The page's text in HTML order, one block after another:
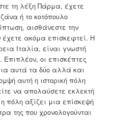
τη λέξη Πάρμα, έχετε
ή το κοτόπουλο
αισθάνεστε την
έχετε ακόμα επισκεφτεί. Η
Ιταλία, είναι γνωστή
Επιπλέον, οι επισκέπτες
αυτά τα δύο αλλά και
αυτή η ιστορική πόλη
να απολαύσετε εκλεκτή
πόλη αξίζει μια επίσκεψή
της που χρονολογούνται